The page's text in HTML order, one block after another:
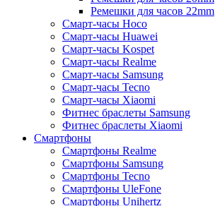
Ремешки для часов 22mm
Смарт-часы Hoco
Смарт-часы Huawei
Смарт-часы Kospet
Смарт-часы Realme
Смарт-часы Samsung
Смарт-часы Tecno
Смарт-часы Xiaomi
Фитнес браслеты Samsung
Фитнес браслеты Xiaomi
Смартфоны
Смартфоны Realme
Смартфоны Samsung
Смартфоны Tecno
Смартфоны UleFone
Смартфоны Unihertz